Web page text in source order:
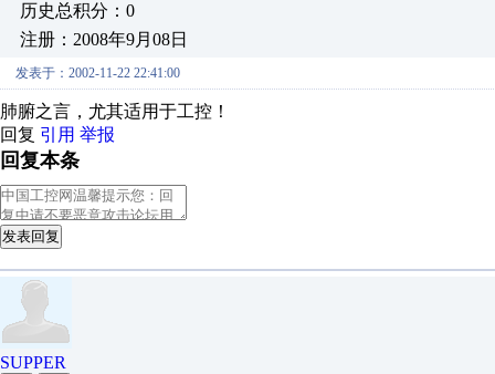
历史总积分：0
注册：2008年9月08日
发表于：2002-11-22 22:41:00
肺腑之言，尤其适用于工控！
回复 引用 举报
回复本条
发表回复
SUPPER